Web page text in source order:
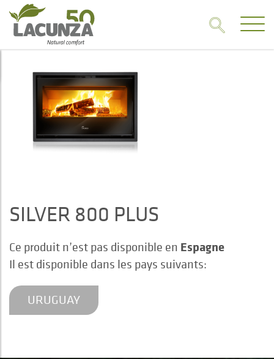
SILVER 800 PLUS
Ce produit n’est pas disponible en Espagne
Il est disponible dans les pays suivants:
URUGUAY